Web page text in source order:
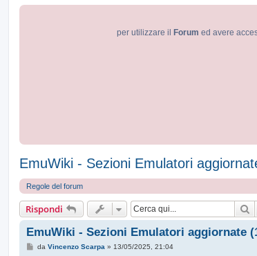
per utilizzare il
Forum ed avere
EmuWiki - Sezioni Emulatori
Regole del forum
Rispondi
EmuWiki - Sezioni Emulatori aggiornate
Mda Vincenzo Scarpa » 13/05/2025, 21:04